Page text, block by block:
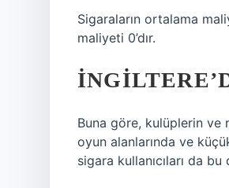
Sigaraların ortalama
maliyeti 0’dır.
Buna göre, kulüplerin ve
oyun alanlarında ve
sigara kullanıcıları da